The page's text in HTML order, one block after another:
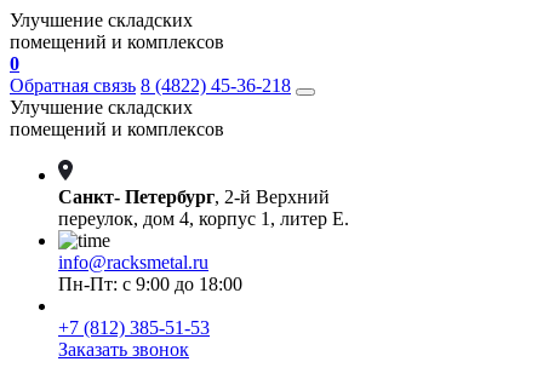
Улучшение складских
помещений и комплексов
0
Обратная связь 8 (4822) 45-36-218
Улучшение складских
помещений и комплексов
Санкт- Петербург, 2-й Верхний
переулок, дом 4, корпус 1, литер Е.
info@racksmetal.ru
Пн-Пт: с 9:00 до 18:00
+7 (812) 385-51-53
Заказать звонок